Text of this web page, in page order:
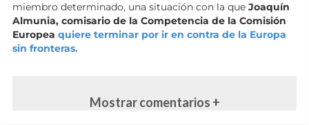
miembro determinado, una situación con la que Joaquín
Almunia, comisario de la Competencia de la Comisión
Europea quiere terminar por ir en contra de la Europa
sin fronteras.
Mostrar comentarios +